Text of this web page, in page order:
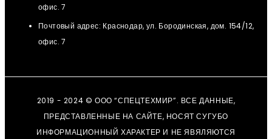
офис. 7
Почтовый адрес: Краснодар, ул. Бородинская, дом. 154/12,
офис. 7
2019 - 2024 © ООО “СПЕЦТЕХМИР”. ВСЕ ДАННЫЕ,
ПРЕДСТАВЛЕННЫЕ НА САЙТЕ, НОСЯТ СУГУБО
ИНФОРМАЦИОННЫЙ ХАРАКТЕР И НЕ ЯВЯЛЯЮТСЯ